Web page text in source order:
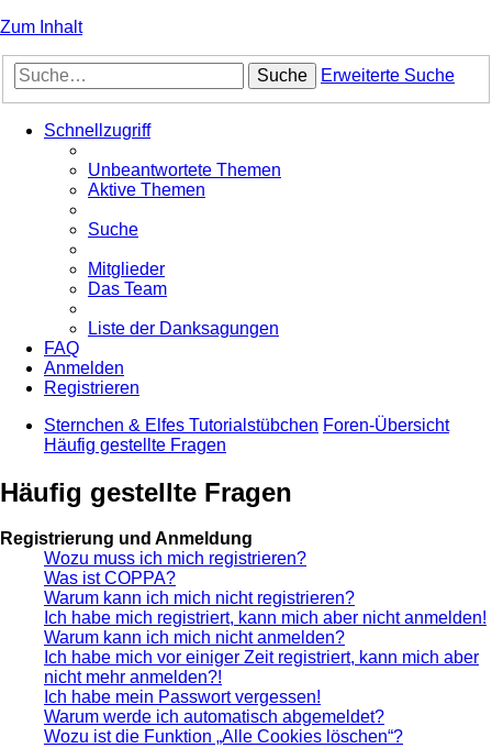
Zum Inhalt
Suche Erweiterte Suche
Schnellzugriff
Unbeantwortete Themen
Aktive Themen
Suche
Mitglieder
Das Team
Liste der Danksagungen
FAQ
Anmelden
Registrieren
Sternchen & Elfes Tutorialstübchen Foren-Übersicht
Häufig gestellte Fragen
Häufig gestellte Fragen
Registrierung und Anmeldung
Wozu muss ich mich registrieren?
Was ist COPPA?
Warum kann ich mich nicht registrieren?
Ich habe mich registriert, kann mich aber nicht anmelden!
Warum kann ich mich nicht anmelden?
Ich habe mich vor einiger Zeit registriert, kann mich aber
nicht mehr anmelden?!
Ich habe mein Passwort vergessen!
Warum werde ich automatisch abgemeldet?
Wozu ist die Funktion „Alle Cookies löschen“?